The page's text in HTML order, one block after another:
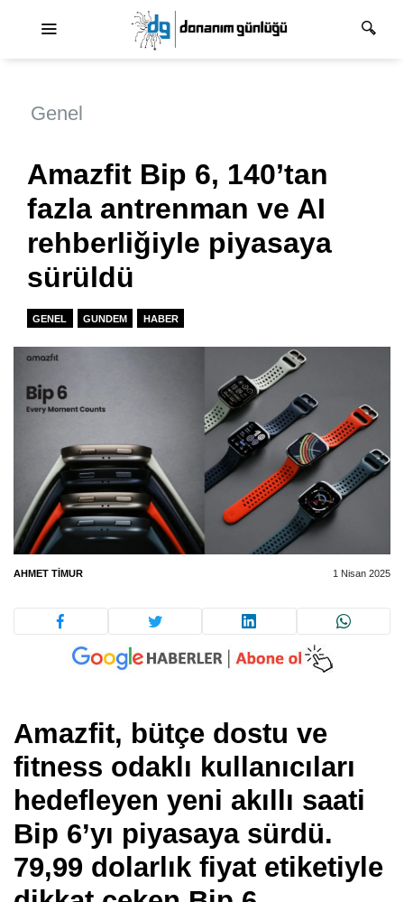
Genel
Amazfit Bip 6, 140’tan
fazla antrenman ve AI
rehberliğiyle piyasaya
sürüldü
GENEL GUNDEM HABER
AHMET TIMUR 1 Nisan 2025
Amazfit, bütçe dostu ve
fitness odaklı kullanıcıları
hedefleyen yeni akıllı saati
Bip 6’yı piyasaya sürdü.
79,99 dolarlık fiyat etiketiyle